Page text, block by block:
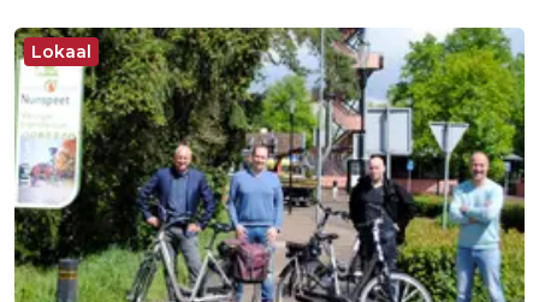
Lokaal